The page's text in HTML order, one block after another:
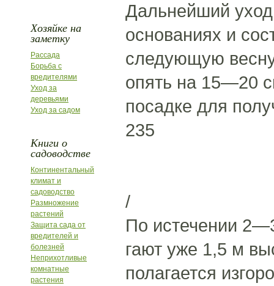
Хозяйке на
заметку
Рассада
Борьба с
вредителями
Уход за
деревьями
Уход за садом
Книги о
садоводстве
Континентальный
климат и
садоводство
Размножение
растений
Защита сада от
вредителей и
болезней
Неприхотливые
комнатные
растения
Дальнейший
основаниях и
следующую
опять на 15—20
посадке для
235
/
По истечении
гают уже 1,5 м
полагается